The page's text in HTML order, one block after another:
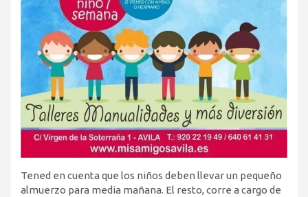
Tened en cuenta que los niños deben llevar un pequeño
almuerzo para media mañana. El resto, corre a cargo de